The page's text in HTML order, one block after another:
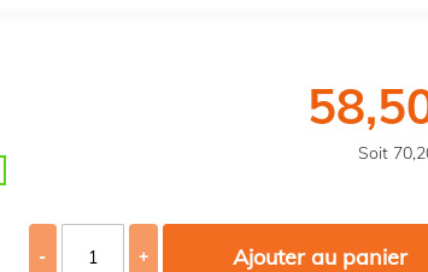
Soit
- + Ajouter au panier